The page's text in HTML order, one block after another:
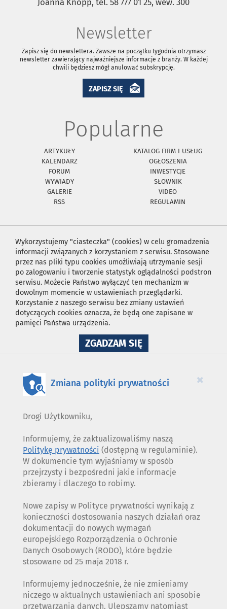
Newsletter
Zapisz się do newslettera. Zawsze na początku tygodnia otrzymasz
newsletter zawierający najważniejsze informacje z branży. W każdej
chwili będziesz mógł anulować subskrypcję.
ZAPISZ SIĘ
Popularne
ARTYKUŁY
KATALOG FIRM I USŁUG
KALENDARZ
OGŁOSZENIA
FORUM
INWESTYCJE
WYWIADY
SŁOWNIK
GALERIE
VIDEO
RSS
REGULAMIN
Wykorzystujemy "ciasteczka" (cookies) w celu gromadzenia
informacji związanych z korzystaniem z serwisu. Stosowane
przez nas pliki typu cookies umożliwiają utrzymanie sesji
po zalogowaniu i tworzenie statystyk oglądalności podstron
serwisu. Możecie Państwo wyłączyć ten mechanizm w
dowolnym momencie w ustawieniach przeglądarki.
Korzystanie z naszego serwisu bez zmiany ustawień
dotyczących cookies oznacza, że będą one zapisane w
pamięci Państwa urządzenia.
ZGADZAM SIĘNA
WYKORZYSTANIE
×
Zmiana polityki prywatności
Drogi Użytkowniku,
Informujemy, że zaktualizowaliśmy naszą
Politykę prywatności (dostępną w regulaminie).
W dokumencie tym wyjaśniamy w sposób
przejrzysty i bezpośredni jakie informacje
zbieramy i dlaczego to robimy.
Nowe zapisy w Polityce prywatności wynikają z
konieczności dostosowania naszych działań oraz
dokumentacji do nowych wymagań
europejskiego Rozporządzenia o Ochronie
Danych Osobowych (RODO), które będzie
stosowane od 25 maja 2018 r.
Informujemy jednocześnie, że nie zmieniamy
niczego w aktualnych ustawieniach ani sposobie
przetwarzania danych. Ulepszamy natomiast